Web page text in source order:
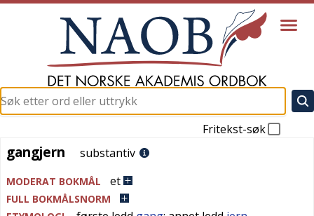
Fritekst-søk
gangjern
gangjern substantiv
MODERAT BOKMÅL et
FULL BOKMÅLSNORM